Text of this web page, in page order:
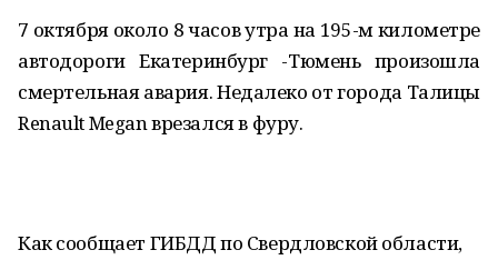
7 октября около 8 часов утра на 195-м километре
автодороги Екатеринбург -Тюмень произошла
смертельная авария. Недалеко от города Талицы
Renault Megan врезался в фуру.
Как сообщает ГИБДД по Свердловской области,